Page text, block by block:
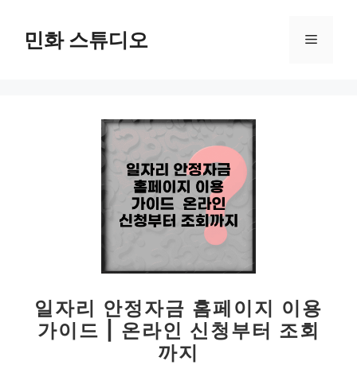
민화 스튜디오 메
일자리 안정자금 홈페이지 이용
가이드 | 온라인 신청부터 조회
까지